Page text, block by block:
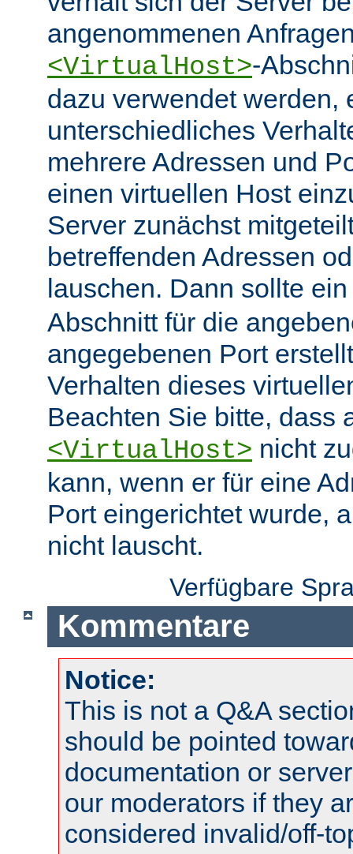
angenommenen
<VirtualHost>-
dazu verwendet werden,
unterschiedliches
mehrere Adressen und
einen virtuellen Host
Server zunächst
betreffenden Adressen
lauschen. Dann sollte
Abschnitt für die
angegebenen Port
Verhalten dieses
Beachten Sie bitte, dass
<VirtualHost> nicht
kann, wenn er für eine
Port eingerichtet wurde,
nicht lauscht.
Verfügbare
Kommentare
Notice:
This is not a Q&A
should be pointed
documentation or
our moderators if they
considered invalid/off-